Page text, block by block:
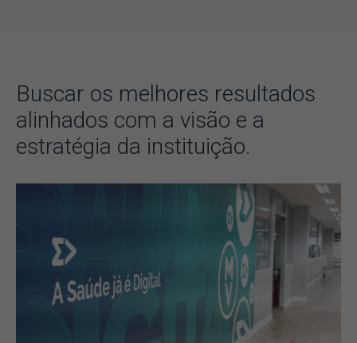
Buscar os melhores resultados
alinhados com a visão e a
estratégia da instituição.